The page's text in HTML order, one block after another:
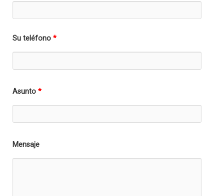
Su teléfono *
Asunto *
Mensaje